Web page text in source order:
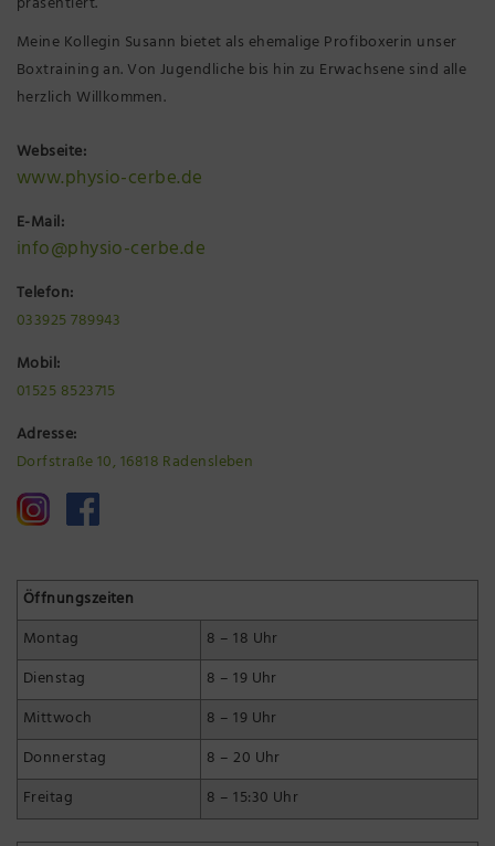
Meine Kollegin Susann bietet als ehemalige Profiboxerin unser
Boxtraining an. Von Jugendliche bis hin zu Erwachsene sind alle
herzlich Willkommen.
Webseite:
www.physio-cerbe.de
E-Mail:
info@physio-cerbe.de
Telefon:
033925 789943
Mobil:
01525 8523715
Adresse:
Dorfstraße 10, 16818 Radensleben
Öffnungszeiten
Montag
8 – 18 Uhr
Dienstag
8 – 19 Uhr
Mittwoch
8 – 19 Uhr
Donnerstag
8 – 20 Uhr
Freitag
8 – 15:30 Uhr